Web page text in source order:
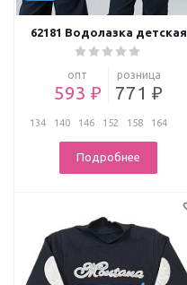
62181 Водолазка детская
опт
593 ₽
розница
771 ₽
134 140 146 152 158 164
Подробнее